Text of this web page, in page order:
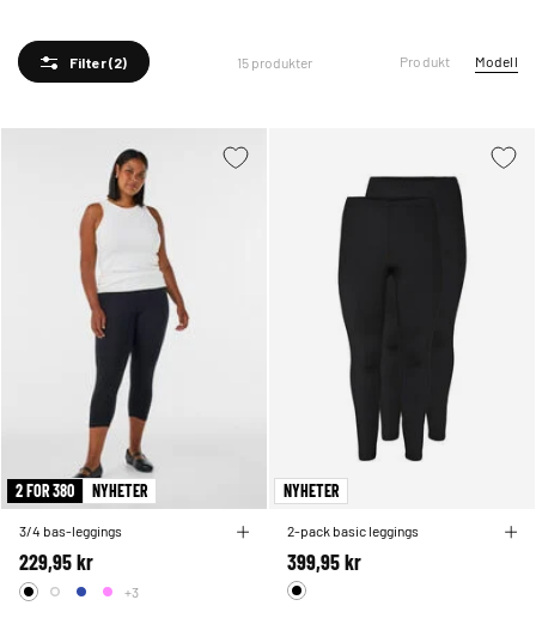
Filter(2) 15 produkter Produkt Modell
2 FOR 380 NYHETER
3/4 bas-leggings
229,95 kr
+3
NYHETER
2-pack basic leggings
399,95 kr